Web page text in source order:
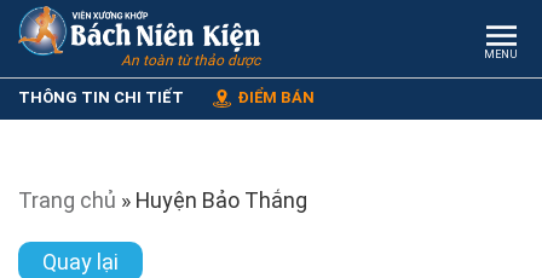
An toàn từ thảo dược MENU
THÔNG TIN CHI TIẾT ĐIỂM BÁN
Trang chủ » Huyện Bảo Thắng
Quay lại